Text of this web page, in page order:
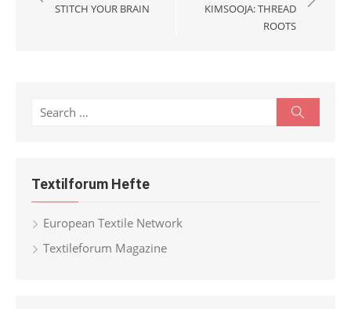
STITCH YOUR BRAIN
KIMSOOJA: THREAD
ROOTS
Search
Textilforum Hefte
European Textile Network
Textileforum Magazine